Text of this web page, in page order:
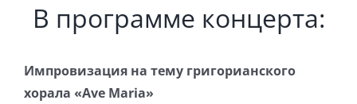
В программе концерта:
Импровизация на тему григорианского
хорала «Ave Maria»